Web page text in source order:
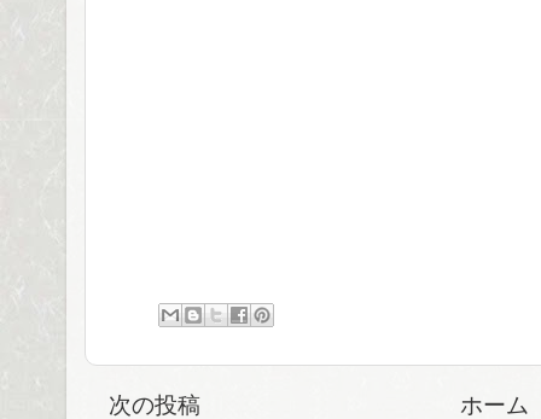
次の投稿 ホーム